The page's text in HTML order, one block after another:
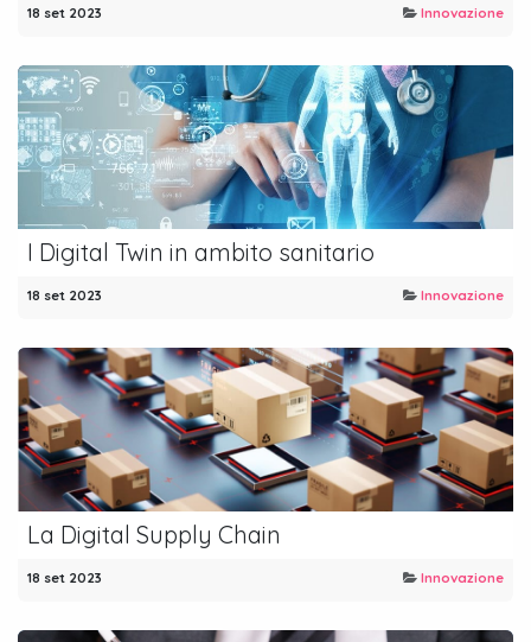
18 set 2023 Innovazione
I Digital Twin in ambito sanitario
18 set 2023 Innovazione
La Digital Supply Chain
18 set 2023 Innovazione